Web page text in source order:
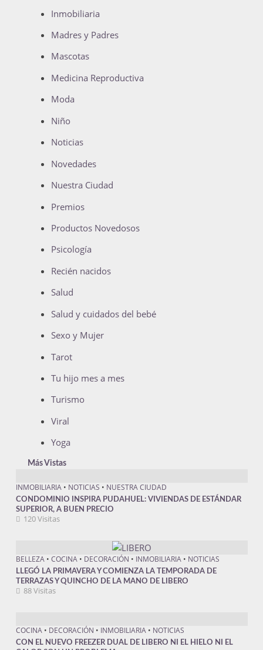
Inmobiliaria
Madres y Padres
Mascotas
Medicina Reproductiva
Moda
Niño
Noticias
Novedades
Nuestra Ciudad
Premios
Productos Novedosos
Psicología
Recién nacidos
Salud
Salud y cuidados del bebé
Sexo y Mujer
Tarot
Tu hijo mes a mes
Turismo
Viral
Yoga
Más Vistas
INMOBILIARIA • NOTICIAS • NUESTRA CIUDAD
CONDOMINIO INSPIRA PUDAHUEL: VIVIENDAS DE ESTÁNDAR
SUPERIOR, A BUEN PRECIO
120 Visitas
BELLEZA • COCINA • DECORACIÓN • INMOBILIARIA • NOTICIAS
LLEGÓ LA PRIMAVERA Y COMIENZA LA TEMPORADA DE
TERRAZAS Y QUINCHO DE LA MANO DE LIBERO
88 Visitas
COCINA • DECORACIÓN • INMOBILIARIA • NOTICIAS
CON EL NUEVO FREEZER DUAL DE LIBERO NI EL HIELO NI EL